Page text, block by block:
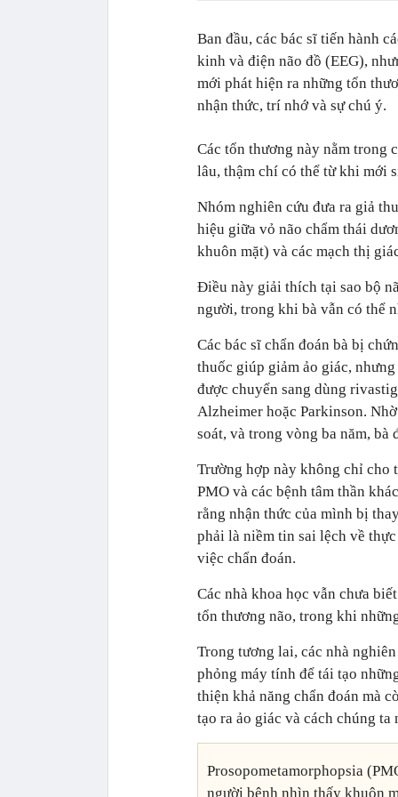
Ban đầu, các bác sĩ tiến hành
kinh và điện não đồ (EEG),
mới phát hiện ra những tổn
nhận thức, trí nhớ và sự chú ý.
Các tổn thương này nằm trong
lâu, thậm chí có thể từ khi mới
Nhóm nghiên cứu đưa ra giả
hiệu giữa vỏ não chẩm thái
khuôn mặt) và các mạch thị
Điều này giải thích tại sao bộ
người, trong khi bà vẫn có thể
Các bác sĩ chẩn đoán bà bị
thuốc giúp giảm ảo giác,
được chuyển sang dùng
Alzheimer hoặc Parkinson.
soát, và trong vòng ba năm,
Trường hợp này không chỉ cho
PMO và các bệnh tâm thần
rằng nhận thức của mình bị
phải là niềm tin sai lệch về
việc chẩn đoán.
Các nhà khoa học vẫn chưa
tổn thương não, trong khi
Trong tương lai, các nhà
phỏng máy tính để tái tạo
thiện khả năng chẩn đoán mà
tạo ra ảo giác và cách chúng ta
Prosopometamorphopsia
người bệnh nhìn thấy khuôn